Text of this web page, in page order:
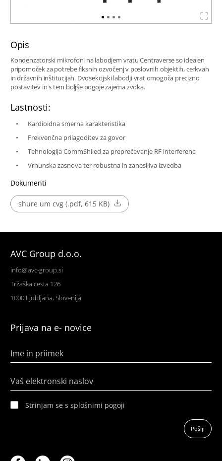
Opis
Kondenzatorski mikrofoni na labodjem vratu Centraverse so idealen
pripomoček za potrebe fiksnih ozvočenj v poslovnih objektih, cerkvah
in državnih inštitucijah. Dvosekcijski labodji vrat omogoča precizno
postavitev in s tem boljše pogoje zajema zvoka.
Lastnosti:
Kardioidna smerna karakteristika
Frekvenčna prilagoditev za govor
Tehnologija CommShiled za preprečevanje RF interferenc
Vrhunska zasnova ter robustna in zanesljiva izvedba
Dokumenti
shure um cvg (.pdf, 615 KB)
AVC Group d.o.o.
info@avc-group.si
Tržaška cesta 126
1000 Ljubljana, Slovenija
Prijava na e- novice
Ime in priimek
Vaš elektronski naslov
Strinjam se s splošnimi pogoji
Pošlji